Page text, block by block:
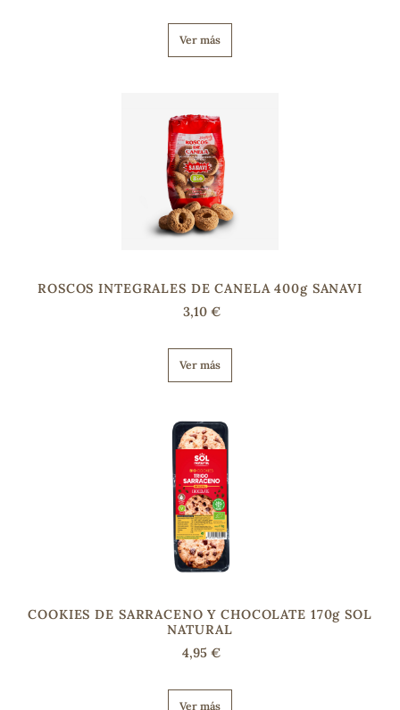
Ver más
ROSCOS INTEGRALES DE CANELA 400g SANAVI
3,10 €
Ver más
COOKIES DE SARRACENO Y CHOCOLATE 170g SOL
NATURAL
4,95 €
Ver más